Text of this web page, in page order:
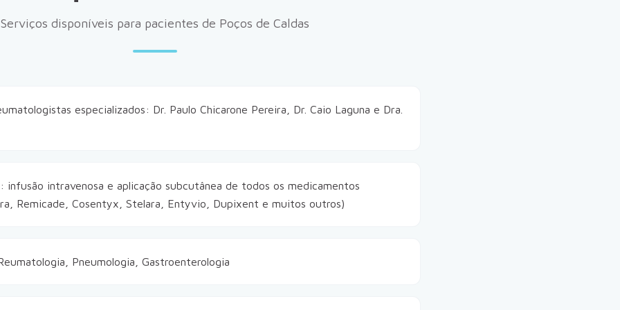
Serviços disponíveis para pacientes de Poços de Caldas
especializados: Dr. Paulo Chicarone Pereira, Dr. Caio Laguna e Dra.
infusão intravenosa e aplicação subcutânea de todos os medicamentos
Remicade, Cosentyx, Stelara, Entyvio, Dupixent e muitos outros)
Pneumologia, Gastroenterologia